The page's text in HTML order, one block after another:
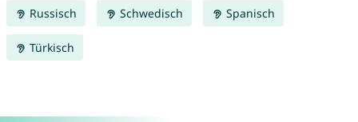
Russisch Schwedisch Spanisch
Türkisch